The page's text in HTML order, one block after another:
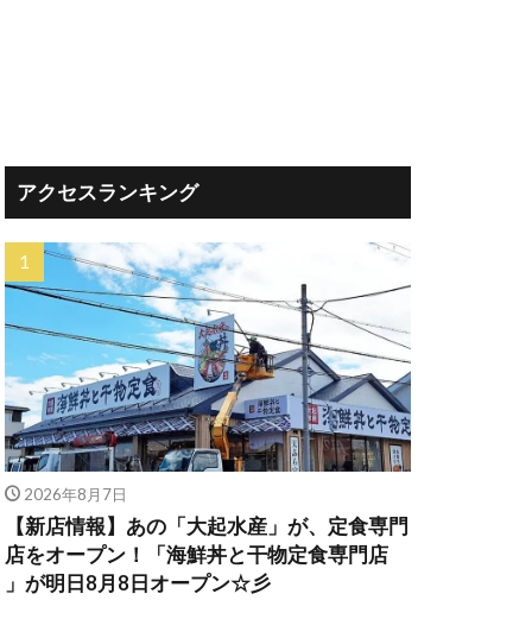
アクセスランキング
2026年8月7日
【新店情報】あの「大起水産」が、定食専門
店をオープン！「海鮮丼と干物定食専門店
」が明日8月8日オープン☆彡